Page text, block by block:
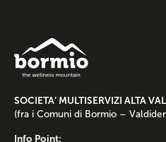
SOCIETA’ MULTISERVIZI ALTA
(fra i Comuni di Bormio –
Info Point: